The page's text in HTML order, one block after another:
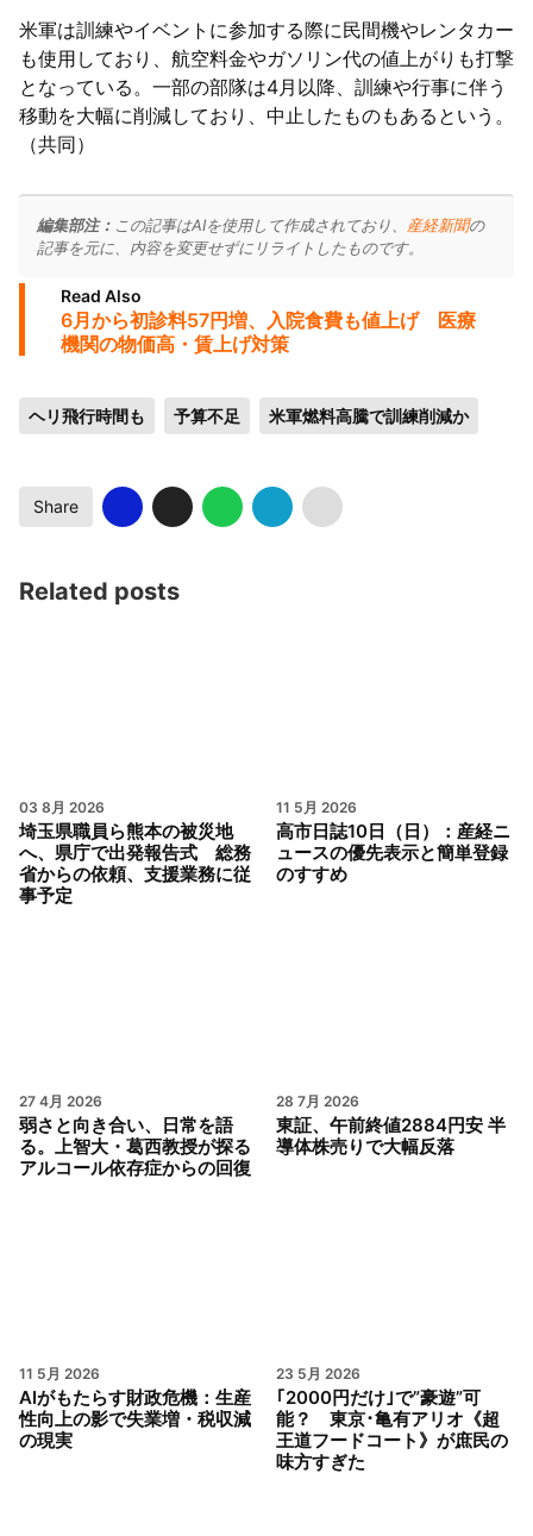
米軍は訓練やイベントに参加する際に民間機やレンタカー
も使用しており、航空料金やガソリン代の値上がりも打撃
となっている。一部の部隊は4月以降、訓練や行事に伴う
移動を大幅に削減しており、中止したものもあるという。
（共同）
編集部注： この記事はAIを使用して作成されており、 産経新聞の
記事を元に、内容を変更せずにリライトしたものです。
Read Also
6月から初診料57円増、入院食費も値上げ 医療
機関の物価高・賃上げ対策
ヘリ飛行時間も 予算不足 米軍燃料高騰で訓練削減か
Share
Related posts
03 8月 2026
埼玉県職員ら熊本の被災地
へ、県庁で出発報告式 総務
省からの依頼、支援業務に従
事予定
11 5月 2026
高市日誌10日（日）：産経ニ
ュースの優先表示と簡単登録
のすすめ
27 4月 2026
弱さと向き合い、日常を語
る。上智大・葛西教授が探る
アルコール依存症からの回復
28 7月 2026
東証、午前終値2884円安 半
導体株売りで大幅反落
11 5月 2026
AIがもたらす財政危機：生産
性向上の影で失業増・税収減
の現実
23 5月 2026
｢2000円だけ｣で”豪遊”可
能？ 東京･亀有アリオ《超
王道フードコート》が庶民の
味方すぎた